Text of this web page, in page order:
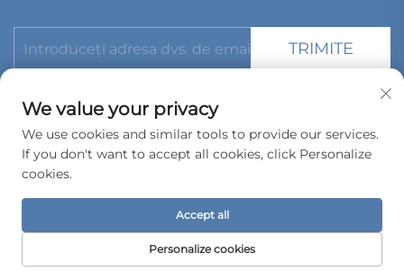
TRIMITE
Copyright © 2026 Bomeda International Trading (Suzhou) Co.,
Politica de confidențialitate
We value your privacy
We use cookies and similar tools to provide our services.
If you don't want to accept all cookies, click Personalize
cookies.
Personalize cookies
Accept all